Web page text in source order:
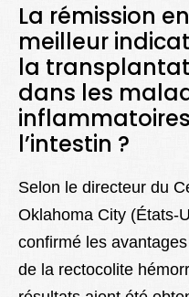
La rémission
meilleur
la
dans les
l’intestin ?
Selon le directeur du
Oklahoma City (États-
confirmé les
de la rectocolite